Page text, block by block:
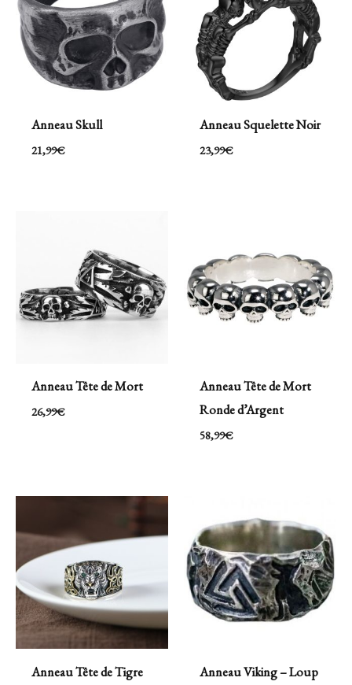
Anneau Skull
21,99€
Anneau Squelette Noir
23,99€
Anneau Tête de Mort
26,99€
Anneau Tête de Mort
Ronde d’Argent
58,99€
Anneau Tête de Tigre
Anneau Viking – Loup